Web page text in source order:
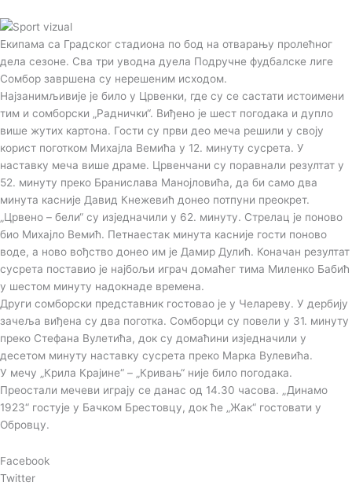
Екипама са Градског стадиона по бод на отварању пролећног
дела сезоне. Сва три уводна дуела Подручне фудбалске лиге
Сомбор завршена су нерешеним исходом.
Најзанимљивије је било у Црвенки, где су се састати истоимени
тим и сомборски „Раднички“. Виђено је шест погодака и дупло
више жутих картона. Гости су први део меча решили у своју
корист поготком Михајла Вемића у 12. минуту сусрета. У
наставку меча више драме. Црвенчани су поравнали резултат у
52. минуту преко Бранислава Манојловића, да би само два
минута касније Давид Кнежевић донео потпуни преокрет.
„Црвено – бели“ су изједначили у 62. минуту. Стрелац је поново
био Михајло Вемић. Петнаестак минута касније гости поново
воде, а ново вођство донео им је Дамир Дулић. Коначан резултат
сусрета поставио је најбољи играч домаћег тима Миленко Бабић
у шестом минуту надокнаде времена.
Други сомборски представник гостовао је у Челареву. У дербију
зачеља виђена су два поготка. Сомборци су повели у 31. минуту
преко Стефана Вулетића, док су домаћини изједначили у
десетом минуту наставку сусрета преко Марка Вулевића.
У мечу „Крила Крајине“ – „Кривањ“ није било погодака.
Преостали мечеви играју се данас од 14.30 часова. „Динамо
1923“ гостује у Бачком Брестовцу, док ће „Жак“ гостовати у
Обровцу.
Facebook
Twitter